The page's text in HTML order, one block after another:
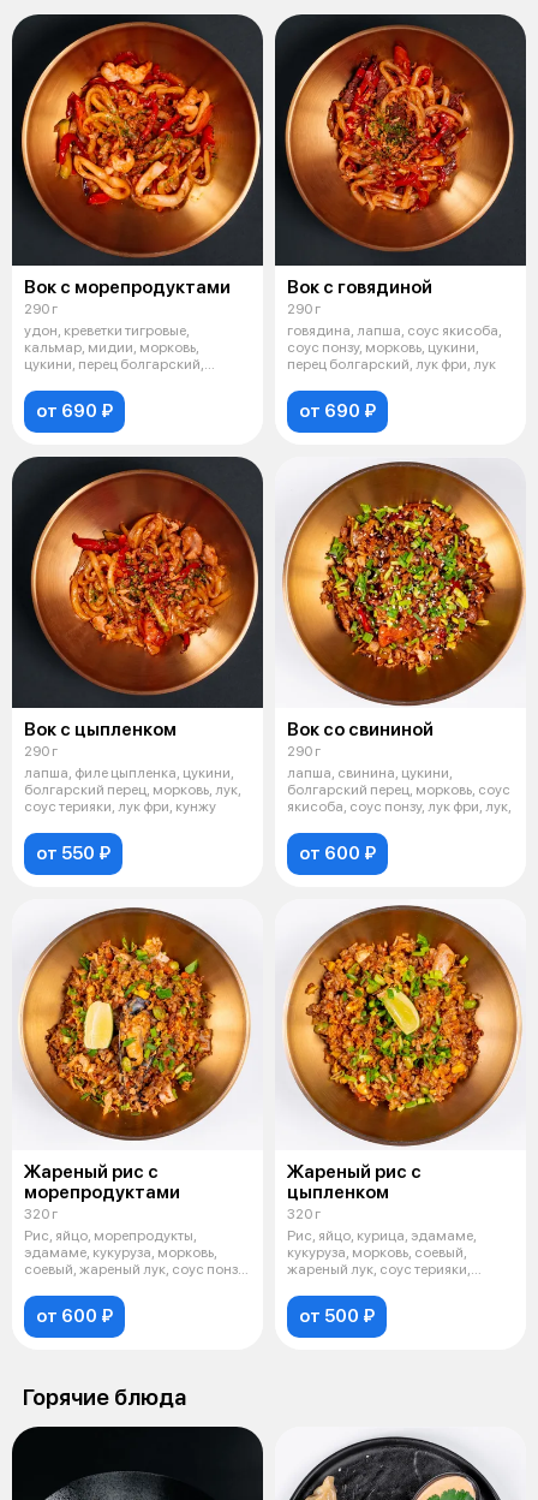
Вок с морепродуктами
290 г
удон, креветки тигровые,
кальмар, мидии, морковь,
цукини, перец болгарский,
от 690 ₽
Вок с говядиной
290 г
говядина, лапша, соус якисоба,
соус понзу, морковь, цукини,
перец болгарский, лук фри, лук
от 690 ₽
Вок с цыпленком
290 г
лапша, филе цыпленка, цукини,
болгарский перец, морковь, лук,
соус терияки, лук фри, кунжу
от 550 ₽
Вок со свининой
290 г
лапша, свинина, цукини,
болгарский перец, морковь, соус
якисоба, соус понзу, лук фри, лук,
от 600 ₽
Жареный рис с
морепродуктами
320 г
Рис, яйцо, морепродукты,
эдамаме, кукуруза, морковь,
соевый, жареный лук, соус понзу,
от 600 ₽
Жареный рис с
цыпленком
320 г
Рис, яйцо, курица, эдамаме,
кукуруза, морковь, соевый,
жареный лук, соус терияки,
от 500 ₽
Горячие блюда